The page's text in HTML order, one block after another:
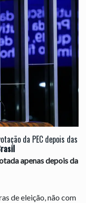
da PEC depois das
apenas depois da
de eleição, não com